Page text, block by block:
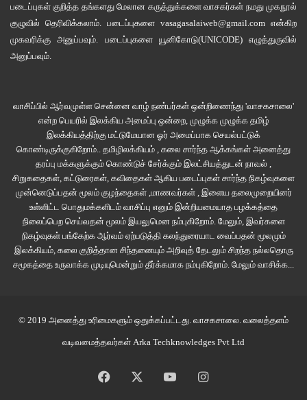
Kaanathaya penkutty (1985)
Hotstar With subtitles.
கோணங்களில் விசாரிக்கப்படும் வழக்கு உண்மையான ஒரு போலிஸ் விசாரணை
திரைப்படம். ஆனால் துப்பறியும் போலிஸாக நடித்தவர்கள் புதுமுகங்கள். இயக்கம்
படைப்புகள் குறித்த தங்களது மேலான கருத்துக்களை வாசகர்கள் நமது முகநூல்
குழுவில் தெரிவிக்கலாம். படைப்புகளை vasagasalaiweb@gmail.com என்கிற
முகவரிக்கு அனுப்பவும். படைப்புகளை யூனிகோடு(UNICODE)எழுத்துருவில்
அனுப்பவும்.
வாசிப்பில் ஆர்வமுள்ள சென்னை வாழ் நண்பர்கள் ஒன்றிணைந்து 'வாசகசாலை'
என்ற பெயரில் இலக்கிய அமைப்பு ஒன்றை, முழுக்க முழுக்க தமிழ்
இலக்கியத்திற்கு மட்டுமேயான ஓர் அமைப்பாக செயல்பட்டுக்
கொண்டிருக்குகிறோம்.. தமிழிலக்கியம் , கலை சார்ந்த ஆக்கங்கள் அனைத்து
தரப்பு மக்களுக்கும் கொண்டுச் சேர்க்கும் இலட்சியத்துடன் நாவல் ,
சிறுகதைகள், கட்டுரைகள், கவிதைகள் ஆகிய படைப்புகள் சார்ந்த நிகழ்வுகளை
முன்னெடுப்பதன் மூலம் குழந்தைகள் ,மாணவர்கள் , இளைய தலைமுறையினர்
உள்ளிட்ட பொதுமக்களிடம் வாசிப்பு எனும் இன்றியமையாத பழக்கத்தை
நிலைப்பெற செய்வதன் மூலம் இயலுமென நம்புகிறோம். மேலும், இவர்களை
நிகழ்வுகள் பங்கேற்க ஆர்வம் ஏற்படுத்தி கலந்துரையாட வைப்பதன் மூலமும்
இலக்கியம், கலை குறித்தான சிந்தனையும் அறிவுத் தேடலும் சிறந்த நல்லதொரு
சமூகத்தை உருவாக்க முடியுமென்றும் தீர்க்கமாக நம்புகிறோம். மேலும் வாசிக்க...
© 2019 அனைத்து உரிமைகளும் ஒதுக்கப்பட்டது. வாசகசாலை. வலைத்தளம்
வடிவமைத்தவர்கள் Arka Techknowledges Pvt Ltd
Facebook YouTubeInstagram